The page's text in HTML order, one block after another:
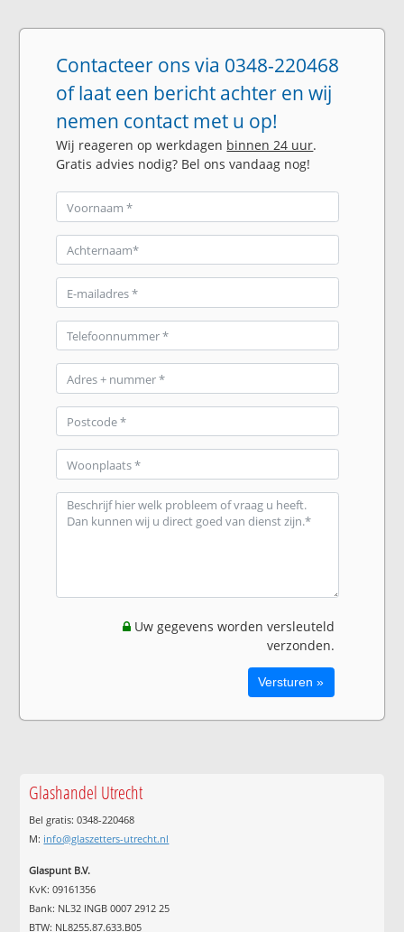
Contacteer ons via 0348-220468
of laat een bericht achter en wij
nemen contact met u op!
Wij reageren op werkdagen binnen 24 uur.
Gratis advies nodig? Bel ons vandaag nog!
Uw gegevens worden versleuteld
verzonden.
Glashandel Utrecht
Bel gratis: 0348-220468
M: info@glaszetters-utrecht.nl
Glaspunt B.V.
KvK: 09161356
Bank: NL32 INGB 0007 2912 25
BTW: NL8255.87.633.B05